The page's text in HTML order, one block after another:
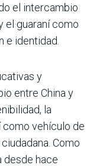
el intercambio
el guaraní como
e identidad.
y
entre China y
la
como vehículo de
Como
desde hace